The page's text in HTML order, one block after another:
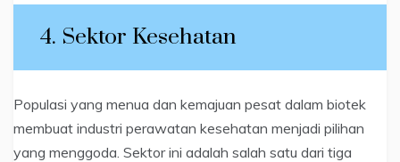
4. Sektor Kesehatan
Populasi yang menua dan kemajuan pesat dalam biotek
membuat industri perawatan kesehatan menjadi pilihan
yang menggoda. Sektor ini adalah salah satu dari tiga